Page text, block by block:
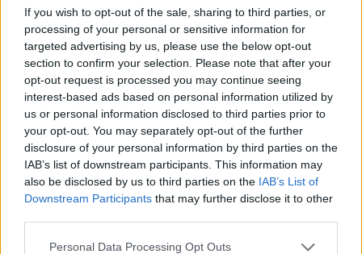
If you wish to opt-out of the sale, sharing to third parties, or
processing of your personal or sensitive information for
targeted advertising by us, please use the below opt-out
section to confirm your selection. Please note that after your
opt-out request is processed you may continue seeing
interest-based ads based on personal information utilized by
us or personal information disclosed to third parties prior to
your opt-out. You may separately opt-out of the further
disclosure of your personal information by third parties on the
IAB’s list of downstream participants. This information may
also be disclosed by us to third parties on the IAB’s List of
Downstream Participants that may further disclose it to other
Personal Data Processing Opt Outs
Allra sämst var det i sydvästra England där 40
procent av de testade ölen innehöll bakterier. Wales
var det näst sämsta området med 39 procent.
Anledningen till att det blir bakterier i ölen är att
pubarna inte håller rent i sina slangar och kranar.
Generellt sett är det en stor skillnad mellan norra
och södra England. ”Bäst” resultat nåddes i
nordöstra England där 29 procent av ölen innehäll
bakterier. Trots detta är det ofta uppemot en pund